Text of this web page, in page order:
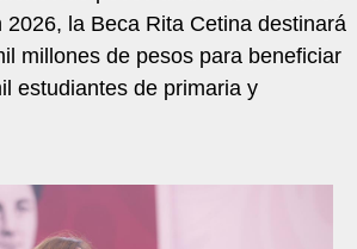
2026, la Beca Rita Cetina destinará
millones de pesos para beneficiar
estudiantes de primaria y